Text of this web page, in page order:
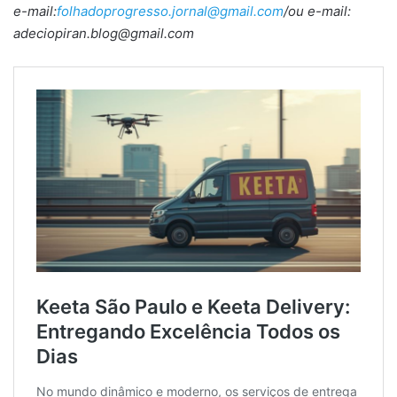
e-mail:folhadoprogresso.jornal@gmail.com/ou e-mail:
adeciopiran.blog@gmail.com